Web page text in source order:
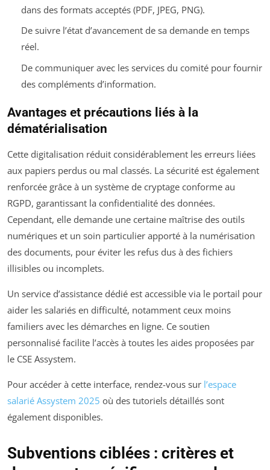
dans des formats acceptés (PDF, JPEG, PNG).
De suivre l’état d’avancement de sa demande en temps
réel.
De communiquer avec les services du comité pour fournir
des compléments d’information.
Avantages et précautions liés à la
dématérialisation
Cette digitalisation réduit considérablement les erreurs liées
aux papiers perdus ou mal classés. La sécurité est également
renforcée grâce à un système de cryptage conforme au
RGPD, garantissant la confidentialité des données.
Cependant, elle demande une certaine maîtrise des outils
numériques et un soin particulier apporté à la numérisation
des documents, pour éviter les refus dus à des fichiers
illisibles ou incomplets.
Un service d’assistance dédié est accessible via le portail pour
aider les salariés en difficulté, notamment ceux moins
familiers avec les démarches en ligne. Ce soutien
personnalisé facilite l’accès à toutes les aides proposées par
le CSE Assystem.
Pour accéder à cette interface, rendez-vous sur l’espace
salarié Assystem 2025 où des tutoriels détaillés sont
également disponibles.
Subventions ciblées : critères et